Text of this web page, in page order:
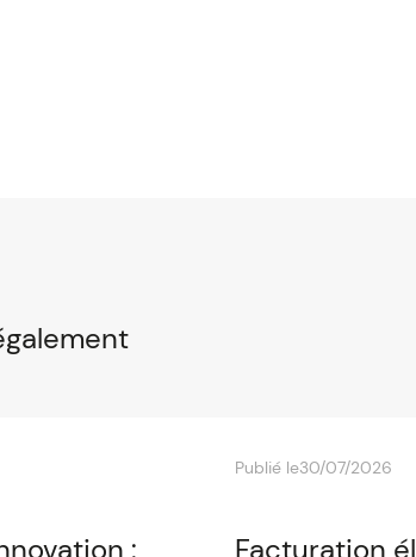
:
Publié le30/07/2026
Facturation